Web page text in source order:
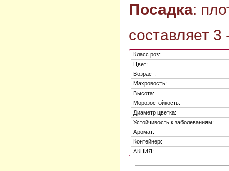
Посадка:
составляет
Класс роз:
Цвет:
Возраст:
Махровость:
Высота:
Морозостойкость:
Диаметр цветка:
Устойчивость к заболеваниям:
Аромат:
Контейнер:
АКЦИЯ: